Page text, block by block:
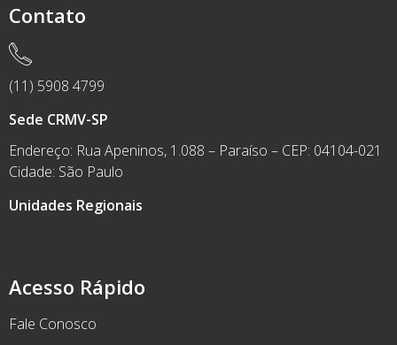
Acesso Rápido
Fale Conosco
Contato
(11) 5908 4799
Sede CRMV-SP
Endereço: Rua Apeninos, 1.088 – Paraíso – CEP: 04104-021
Cidade: São Paulo
Unidades Regionais